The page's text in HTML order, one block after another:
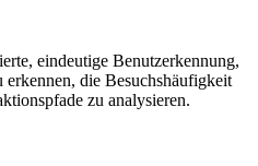
eindeutige Benutzerkennung,
die Besuchshäufigkeit
zu analysieren.